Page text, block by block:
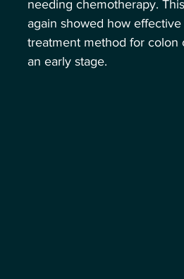
needing chemotherapy.
again showed how effective
treatment method for colon
an early stage.